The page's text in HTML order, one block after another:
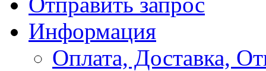
Информация
Оплата, Доставка,